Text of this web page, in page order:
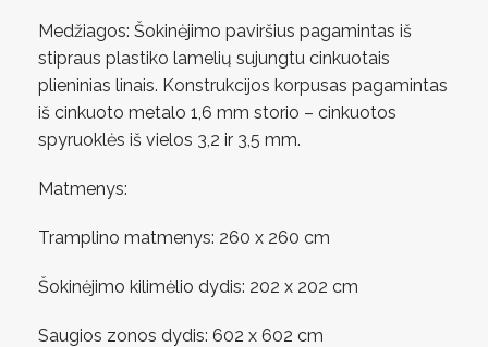
Medžiagos: Šokinėjimo paviršius pagamintas iš
stipraus plastiko lamelių sujungtu cinkuotais
plieninias linais. Konstrukcijos korpusas pagamintas
iš cinkuoto metalo 1,6 mm storio – cinkuotos
spyruoklės iš vielos 3,2 ir 3,5 mm.
Matmenys:
Tramplino matmenys: 260 x 260 cm
Šokinėjimo kilimėlio dydis: 202 x 202 cm
Saugios zonos dydis: 602 x 602 cm